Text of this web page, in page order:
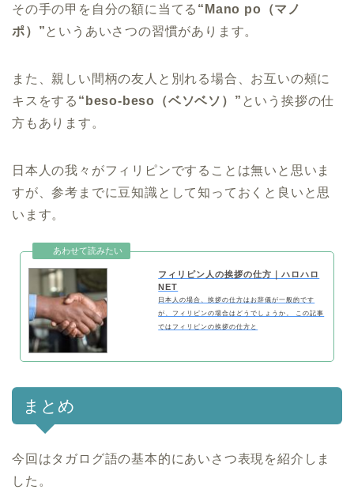
その手の甲を自分の額に当てる “Mano po（マノ
ポ）”というあいさつの習慣があります。
また、親しい間柄の友人と別れる場合、お互いの頰に
キスをする “beso-beso（ベソベソ）” という挨拶の仕
方もあります。
日本人の我々がフィリピンですることは無いと思いま
すが、参考までに豆知識として知っておくと良いと思
います。
フィリピン人の挨拶の仕方｜ハロハロ
NET
日本人の場合、挨拶の仕方はお辞儀が一般的です
が、フィリピンの場合はどうでしょうか。 この記事
ではフィリピンの挨拶の仕方と
まとめ
今回はタガログ語の基本的にあいさつ表現を紹介しま
した。